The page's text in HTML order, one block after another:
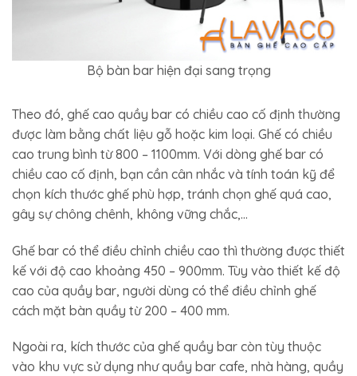
Bộ bàn bar hiện đại sang trọng
Theo đó, ghế cao quầy bar có chiều cao cố định thường
được làm bằng chất liệu gỗ hoặc kim loại. Ghế có chiều
cao trung bình từ 800 – 1100mm. Với dòng ghế bar có
chiều cao cố định, bạn cần cân nhắc và tính toán kỹ để
chọn kích thước ghế phù hợp, tránh chọn ghế quá cao,
gây sự chông chênh, không vững chắc,…
Ghế bar có thể điều chỉnh chiều cao thì thường được thiết
kế với độ cao khoảng 450 – 900mm. Tùy vào thiết kế độ
cao của quầy bar, người dùng có thể điều chỉnh ghế
cách mặt bàn quầy từ 200 – 400 mm.
Ngoài ra, kích thước của ghế quầy bar còn tùy thuộc
vào khu vực sử dụng như quầy bar cafe, nhà hàng, quầy